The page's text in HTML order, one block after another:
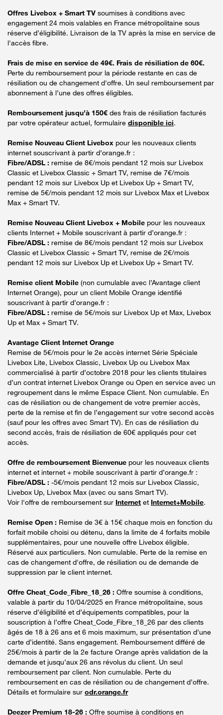
Offres Livebox + Smart TV soumises à conditions avec
engagement 24 mois valables en France métropolitaine sous
réserve d’éligibilité. Livraison de la TV après la mise en service de
l'accès fibre.
Frais de mise en service de 49€. Frais de résiliation de 60€.
Perte du remboursement pour la période restante en cas de
résiliation ou de changement d'offre. Un seul remboursement par
abonnement à l’une des offres éligibles.
Remboursement jusqu’à 150€ des frais de résiliation facturés
par votre opérateur actuel, formulaire disponible ici.
Remise Nouveau Client Livebox pour les nouveaux clients
internet souscrivant à partir d’orange.fr :
Fibre/ADSL : remise de 8€/mois pendant 12 mois sur Livebox
Classic et Livebox Classic + Smart TV, remise de 7€/mois
pendant 12 mois sur Livebox Up et Livebox Up + Smart TV,
remise de 5€/mois pendant 12 mois sur Livebox Max et Livebox
Max + Smart TV.
Remise Nouveau Client Livebox + Mobile pour les nouveaux
clients Internet + Mobile souscrivant à partir d’orange.fr :
Fibre/ADSL : remise de 8€/mois pendant 12 mois sur Livebox
Classic et Livebox Classic + Smart TV, remise de 2€/mois
pendant 12 mois sur Livebox Up et Livebox Up + Smart TV.
Remise client Mobile (non cumulable avec l’Avantage client
Internet Orange), pour un client Mobile Orange identifié
souscrivant à partir d’orange.fr :
Fibre/ADSL : remise de 5€/mois sur Livebox Up et Max, Livebox
Up et Max + Smart TV.
Avantage Client Internet Orange
Remise de 5€/mois pour le 2e accès internet Série Spéciale
Livebox Lite, Livebox Classic, Livebox Up ou Livebox Max
commercialisé à partir d’octobre 2018 pour les clients titulaires
d’un contrat internet Livebox Orange ou Open en service avec un
regroupement dans le même Espace Client. Non cumulable. En
cas de résiliation ou de changement de votre premier accès,
perte de la remise et fin de l’engagement sur votre second accès
(sauf pour les offres avec Smart TV). En cas de résiliation du
second accès, frais de résiliation de 60€ appliqués pour cet
accès.
Offre de remboursement Bienvenue pour les nouveaux clients
internet et internet + mobile souscrivant à partir d’orange.fr :
Fibre/ADSL : -5€/mois pendant 12 mois sur Livebox Classic,
Livebox Up, Livebox Max (avec ou sans Smart TV).
Voir l'offre de remboursement sur Internet et Internet+Mobile.
Remise Open : Remise de 3€ à 15€ chaque mois en fonction du
forfait mobile choisi ou détenu, dans la limite de 4 forfaits mobile
supplémentaires, pour une nouvelle offre Livebox éligible.
Réservé aux particuliers. Non cumulable. Perte de la remise en
cas de changement d'offre, de résiliation ou de demande de
suppression par le client internet.
Offre Cheat_Code_Fibre_18_26 : Offre soumise à conditions,
valable à partir du 10/04/2025 en France métropolitaine, sous
réserve d’éligibilité et d’équipements compatibles, pour la
souscription à l’offre Cheat_Code_Fibre_18_26 par des clients
âgés de 18 à 26 ans et 6 mois maximum, sur présentation d’une
carte d’identité. Sans engagement. Remboursement différé de
25€/mois à partir de la 2e facture Orange après validation de la
demande et jusqu’aux 26 ans révolus du client. Un seul
remboursement par client. Non cumulable. Perte du
remboursement en cas de résiliation ou de changement d’offre.
Détails et formulaire sur odr.orange.fr
Deezer Premium 18-26 : Offre soumise à conditions en